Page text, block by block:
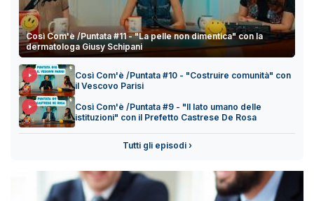
Così Com'è /Puntata #11 - "La pelle non dimentica" con la
dermatologa Giusy Schipani
Così Com'è /Puntata #10 - "Costruire comunità" con
il Vescovo Parisi
Così Com'è /Puntata #9 - "Il lato umano delle
istituzioni" con il Prefetto Castrese De Rosa
Tutti gli episodi ›